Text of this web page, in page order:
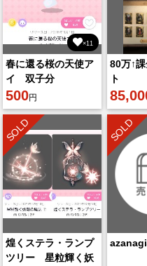
×11
春に還る桜の天使ア
イ 双子分
500円
80万↑
ト
SOLD
煌くステラ・ランプ
ツリー 星粒輝く妖
SOLD